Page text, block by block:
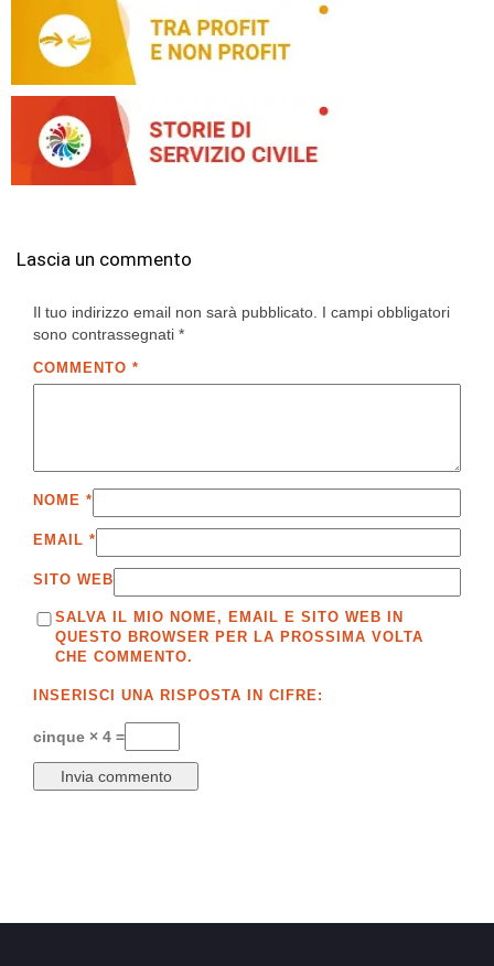
Lascia un commento
Il tuo indirizzo email non sarà pubblicato. I campi obbligatori
sono contrassegnati *
COMMENTO *
NOME *
EMAIL *
SITO WEB
SALVA IL MIO NOME, EMAIL E SITO WEB IN
QUESTO BROWSER PER LA PROSSIMA VOLTA
CHE COMMENTO.
INSERISCI UNA RISPOSTA IN CIFRE:
cinque × 4 =